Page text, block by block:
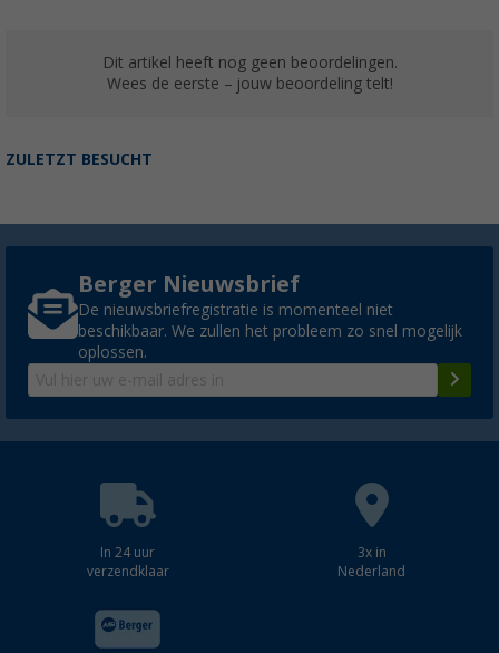
Dit artikel heeft nog geen beoordelingen.
Wees de eerste – jouw beoordeling telt!
ZULETZT BESUCHT
Berger Nieuwsbrief
De nieuwsbriefregistratie is momenteel niet
beschikbaar. We zullen het probleem zo snel mogelijk
oplossen.
In 24 uur
verzendklaar
3x in
Nederland